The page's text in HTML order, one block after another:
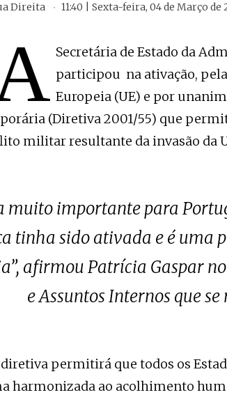
Direita 11:40 | Sexta-feira, 04 de Março de
Secretária de Estado da
participou na ativação,
Europeia (UE) e por
(Diretiva 2001/55) que
militar resultante da invasão da
muito importante para
tinha sido ativada e é uma
afirmou Patrícia Gaspar
e Assuntos Internos que
diretiva permitirá que todos os
harmonizada ao acolhimento